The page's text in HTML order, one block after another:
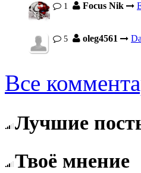
1 Focus Nik
5 oleg4561
Все
Лучшие
Твоё мнение